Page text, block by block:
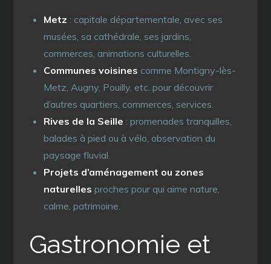
Metz : capitale départementale, avec ses
musées, sa cathédrale, ses jardins,
commerces, animations culturelles.
Communes voisines comme Montigny-lès-
Metz, Augny, Pouilly, etc. pour découvrir
d’autres quartiers, commerces, services.
Rives de la Seille : promenades tranquilles,
balades à pied ou à vélo, observation du
paysage fluvial.
Projets d’aménagement ou zones
naturelles proches pour qui aime nature,
calme, patrimoine.
Gastronomie et